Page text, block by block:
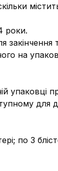
роки.
закінчення
на
упаковці
для
по 3